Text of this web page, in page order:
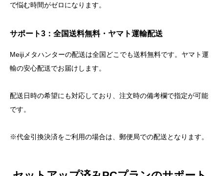
で悩む時間がゼロになります。
サポート3：全国送料無料・ヤマト運輸配送
Meijiメタハンターの配送は全国どこでも送料無料です。ヤマト運
輸の安心配送でお届けします。
配送日時の希望にも対応しており、注文時の備考欄で指定が可能
です。
※代金引換決済をご利用の場合は、郵便局での配送となります。